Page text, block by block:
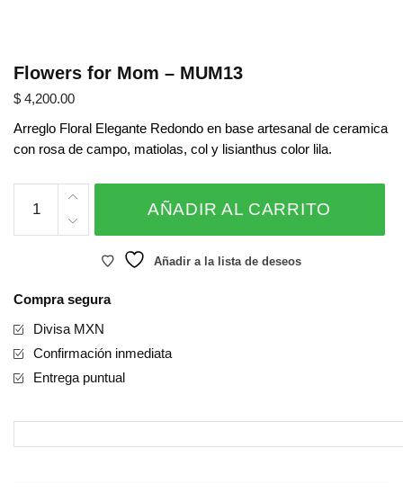
Flowers for Mom – MUM13
$ 4,200.00
Arreglo Floral Elegante Redondo en base artesanal de ceramica
con rosa de campo, matiolas, col y lisianthus color lila.
Mom
cantidad
AÑADIR AL CARRITO
Añadir a la lista de deseos
Compra segura
Divisa MXN
Confirmación inmediata
Entrega puntual